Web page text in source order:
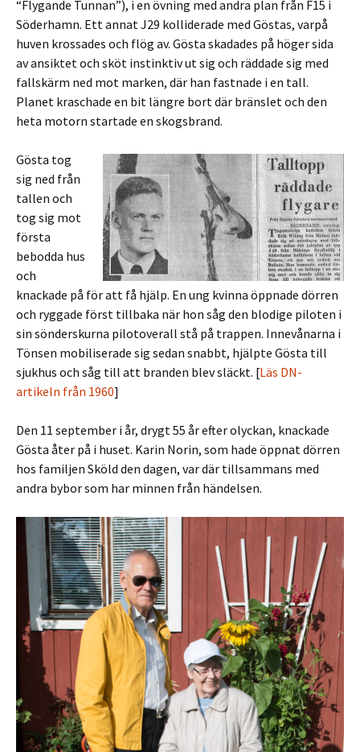
“Flygande Tunnan”), i en övning med andra plan från F15 i
Söderhamn. Ett annat J29 kolliderade med Göstas, varpå
huven krossades och flög av. Gösta skadades på höger sida
av ansiktet och sköt instinktiv ut sig och räddade sig med
fallskärm ned mot marken, där han fastnade i en tall.
Planet kraschade en bit längre bort där bränslet och den
heta motorn startade en skogsbrand.
Gösta tog
sig ned från
tallen och
tog sig mot
första
bebodda hus
och
knackade på för att få hjälp. En ung kvinna öppnade dörren
och ryggade först tillbaka när hon såg den blodige piloten i
sin sönderskurna pilotoverall stå på trappen. Innevånarna i
Tönsen mobiliserade sig sedan snabbt, hjälpte Gösta till
sjukhus och såg till att branden blev släckt. [Läs DN-
artikeln från 1960]
Den 11 september i år, drygt 55 år efter olyckan, knackade
Gösta åter på i huset. Karin Norin, som hade öppnat dörren
hos familjen Sköld den dagen, var där tillsammans med
andra bybor som har minnen från händelsen.